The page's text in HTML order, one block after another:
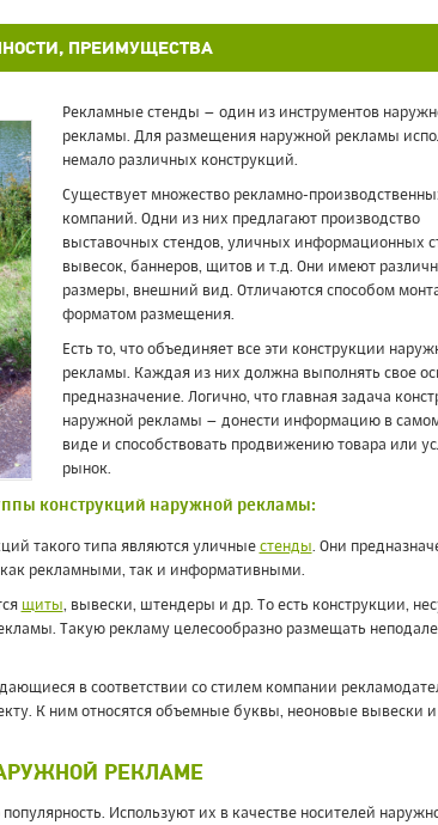
ПРЕИМУЩЕСТВА
Рекламные стенды – один из инструментов
рекламы. Для размещения наружной рекламы
немало различных конструкций.
Существует множество рекламно-
компаний. Одни из них предлагают производство
выставочных стендов, уличных информационных
вывесок, баннеров, щитов и т.д. Они имеют
размеры, внешний вид. Отличаются способом
форматом размещения.
Есть то, что объединяет все эти конструкции
рекламы. Каждая из них должна выполнять свое
предназначение. Логично, что главная задача
наружной рекламы – донести информацию в
виде и способствовать продвижению товара или
рынок.
конструкций наружной рекламы:
такого типа являются уличные стенды. Они
рекламными, так и информативными.
щиты, вывески, штендеры и др. То есть конструкции,
Такую рекламу целесообразно размещать
в соответствии со стилем компании
К ним относятся объемные буквы, неоновые вывески и
РЕКЛАМЕ
Используют их в качестве носителей